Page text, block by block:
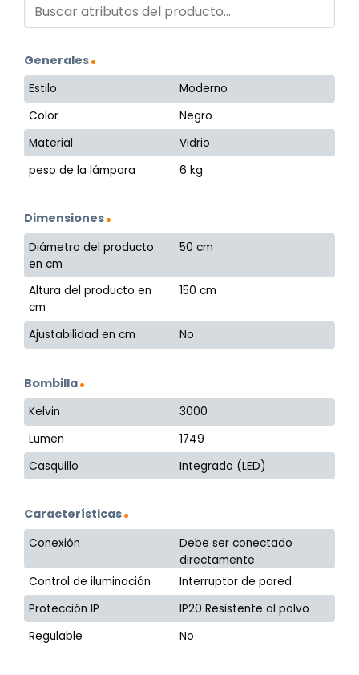
Generales
Estilo
Moderno
Color
Negro
Material
Vidrio
peso de la lámpara
6 kg
Dimensiones
Diámetro del producto
en cm
50 cm
Altura del producto en
cm
150 cm
Ajustabilidad en cm No
Bombilla
Kelvin
3000
Lumen
1749
Casquillo
Integrado (LED)
Características
Conexión
Debe ser conectado
directamente
Control de iluminación
Interruptor de pared
Protección IP
IP20 Resistente al polvo
Regulable
No